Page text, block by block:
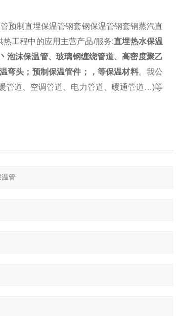
预制直埋保温管钢套钢保温管钢套钢蒸汽直
工程中的应用主营产品/服务:直埋热水保温
泡沫保温管、玻璃钢缠绕管道、高密度聚乙
弯头；预制保温管件；，等保温材料。我公
管道、空调管道、电力管道、暖通管道…)等